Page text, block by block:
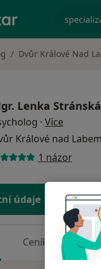
Dvůr Králové Nad
Lenka Stránská
· Více
Králové nad Labem
1 názor
údaje
Ceník